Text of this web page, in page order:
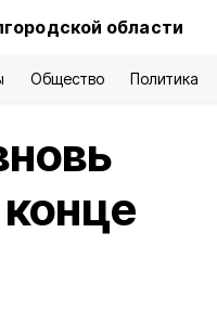
области
Общество Политика